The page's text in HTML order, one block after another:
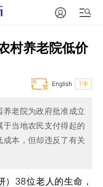
村养老院低价
T中
English
老院为政府批准成立
当地农民支付得起的
本，但却违反了有关
） 38位老人的生命，